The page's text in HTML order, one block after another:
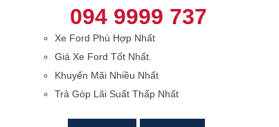
094 9999 737
Xe Ford Phù Hợp Nhất
Giá Xe Ford Tốt Nhất.
Khuyến Mãi Nhiều Nhất
Trả Góp Lãi Suất Thấp Nhất